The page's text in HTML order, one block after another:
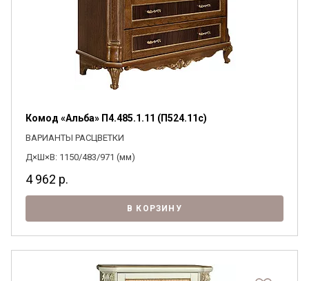
Комод «Альба» П4.485.1.11 (П524.11с)
ВАРИАНТЫ РАСЦВЕТКИ
Д×Ш×В: 1150/483/971 (мм)
4 962 р.
В КОРЗИНУ